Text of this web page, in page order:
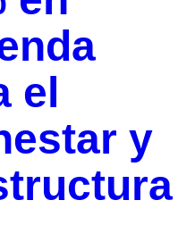
el
y